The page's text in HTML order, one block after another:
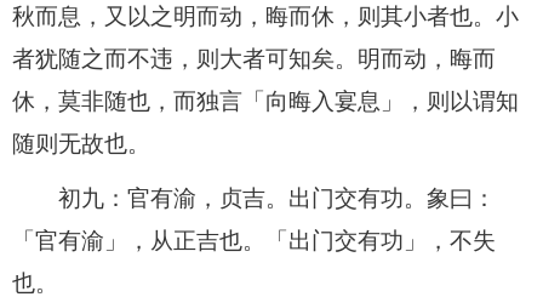
秋而息，又以之明而动，晦而休，则其小者也。小
者犹随之而不违，则大者可知矣。明而动，晦而
休，莫非随也，而独言「向晦入宴息」，则以谓知
随则无故也。
初九：官有渝，贞吉。出门交有功。象曰：
「官有渝」，从正吉也。「出门交有功」，不失
也。